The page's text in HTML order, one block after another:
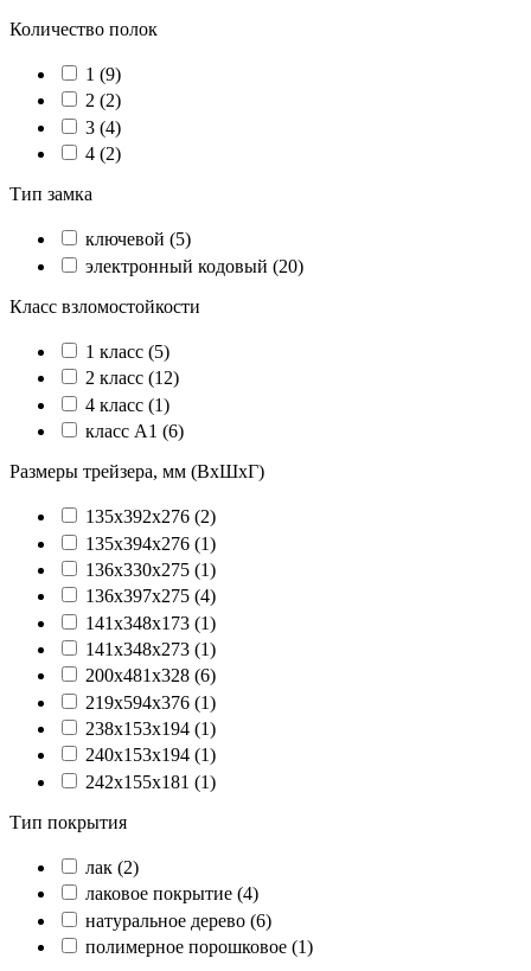
Количество полок
1 (9)
2 (2)
3 (4)
4 (2)
Тип замка
ключевой (5)
электронный кодовый (20)
Класс взломостойкости
1 класс (5)
2 класс (12)
4 класс (1)
класс А1 (6)
Размеры трейзера, мм (ВхШхГ)
135x392x276 (2)
135x394x276 (1)
136x330x275 (1)
136х397х275 (4)
141x348x173 (1)
141x348x273 (1)
200х481х328 (6)
219x594x376 (1)
238x153x194 (1)
240x153x194 (1)
242x155x181 (1)
Тип покрытия
лак (2)
лаковое покрытие (4)
натуральное дерево (6)
полимерное порошковое (1)